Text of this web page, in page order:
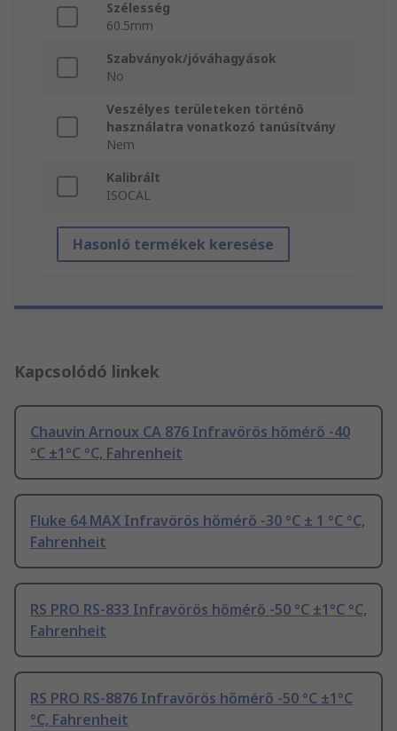
Szélesség
60.5mm
Szabványok/jóváhagyások
No
Veszélyes területeken történő
használatra vonatkozó tanúsítvány
Nem
Kalibrált
ISOCAL
Hasonló termékek keresése
Kapcsolódó linkek
Chauvin Arnoux CA 876 Infravörös hőmérő -40
°C ±1°C °C, Fahrenheit
Fluke 64 MAX Infravörös hőmérő -30 °C ± 1 °C °C,
Fahrenheit
RS PRO RS-833 Infravörös hőmérő -50 °C ±1°C °C,
Fahrenheit
RS PRO RS-8876 Infravörös hőmérő -50 °C ±1°C
°C, Fahrenheit